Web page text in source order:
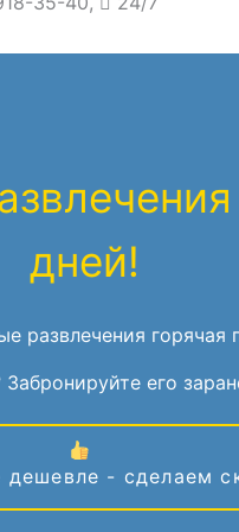
дней!
развлечения горячая
его
дешевле - сделаем